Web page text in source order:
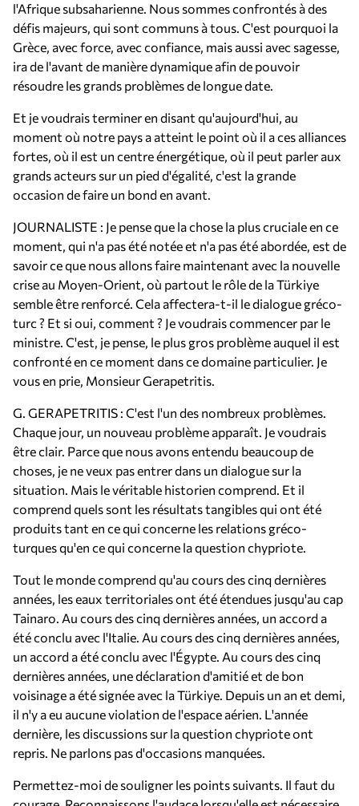
l'Afrique subsaharienne. Nous sommes confrontés à des
défis majeurs, qui sont communs à tous. C'est pourquoi la
Grèce, avec force, avec confiance, mais aussi avec sagesse,
ira de l'avant de manière dynamique afin de pouvoir
résoudre les grands problèmes de longue date.
Et je voudrais terminer en disant qu'aujourd'hui, au
moment où notre pays a atteint le point où il a ces alliances
fortes, où il est un centre énergétique, où il peut parler aux
grands acteurs sur un pied d'égalité, c'est la grande
occasion de faire un bond en avant.
JOURNALISTE : Je pense que la chose la plus cruciale en ce
moment, qui n'a pas été notée et n'a pas été abordée, est de
savoir ce que nous allons faire maintenant avec la nouvelle
crise au Moyen-Orient, où partout le rôle de la Türkiye
semble être renforcé. Cela affectera-t-il le dialogue gréco-
turc ? Et si oui, comment ? Je voudrais commencer par le
ministre. C'est, je pense, le plus gros problème auquel il est
confronté en ce moment dans ce domaine particulier. Je
vous en prie, Monsieur Gerapetritis.
G. GERAPETRITIS : C'est l'un des nombreux problèmes.
Chaque jour, un nouveau problème apparaît. Je voudrais
être clair. Parce que nous avons entendu beaucoup de
choses, je ne veux pas entrer dans un dialogue sur la
situation. Mais le véritable historien comprend. Et il
comprend quels sont les résultats tangibles qui ont été
produits tant en ce qui concerne les relations gréco-
turques qu'en ce qui concerne la question chypriote.
Tout le monde comprend qu'au cours des cinq dernières
années, les eaux territoriales ont été étendues jusqu'au cap
Tainaro. Au cours des cinq dernières années, un accord a
été conclu avec l'Italie. Au cours des cinq dernières années,
un accord a été conclu avec l'Égypte. Au cours des cinq
dernières années, une déclaration d'amitié et de bon
voisinage a été signée avec la Türkiye. Depuis un an et demi,
il n'y a eu aucune violation de l'espace aérien. L'année
dernière, les discussions sur la question chypriote ont
repris. Ne parlons pas d'occasions manquées.
Permettez-moi de souligner les points suivants. Il faut du